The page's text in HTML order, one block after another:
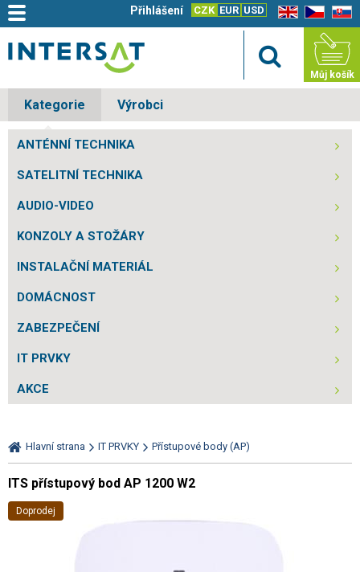
EN CZ SK
CZK EUR USD
Přihlášení
Můj košík
Kategorie Výrobci
ANTÉNNÍ TECHNIKA
SATELITNÍ TECHNIKA
AUDIO-VIDEO
KONZOLY A STOŽÁRY
INSTALAČNÍ MATERIÁL
DOMÁCNOST
ZABEZPEČENÍ
IT PRVKY
AKCE
Hlavní strana IT PRVKY Přístupové body (AP)
ITS přístupový bod AP 1200 W2
Doprodej